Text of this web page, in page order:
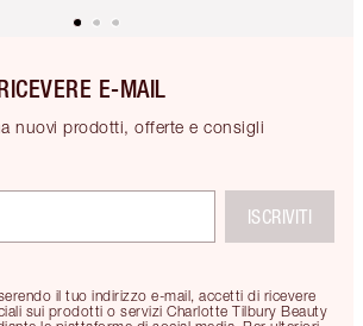
E-MAIL
nuovi prodotti, offerte e consigli
il tuo indirizzo e-mail, accetti di ricevere
sui prodotti o servizi Charlotte Tilbury Beauty
ISCRIVITI